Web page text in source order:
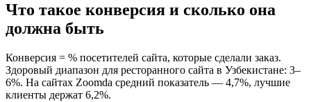
Что такое конверсия и сколько она
должна быть
Конверсия = % посетителей сайта, которые сделали заказ.
Здоровый диапазон для ресторанного сайта в Узбекистане: 3–
6%. На сайтах Zoomda средний показатель — 4,7%, лучшие
клиенты держат 6,2%.